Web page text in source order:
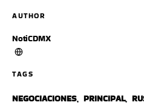
AUTHOR
NotiCDMX
TAGS
NEGOCIACIONES, PRINCIPAL,